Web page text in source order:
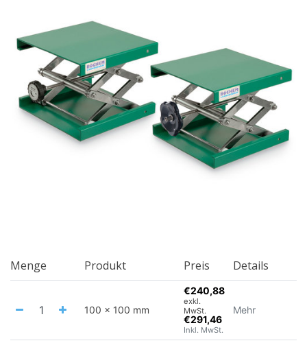
Menge Produkt Preis Details
100 x 100 mm
€240,88
exkl.
MwSt.
€291,46
Inkl. MwSt.
Mehr